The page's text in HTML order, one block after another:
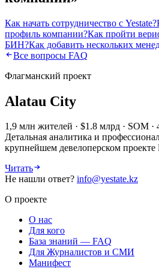
Как начать сотрудничество с Yestate?
профиль компании?Как пройти
БИН?Как добавить нескольких
Все вопросы FAQ
Флагманский проект
Alatau City
1,9 млн жителей · $1.8 млрд · SOM ·
Детальная аналитика и
крупнейшем девелоперском проекте
Читать
Не нашли ответ? info@yestate.kz
О проекте
О нас
Для кого
База знаний — FAQ
Для Журналистов и СМИ
Манифест